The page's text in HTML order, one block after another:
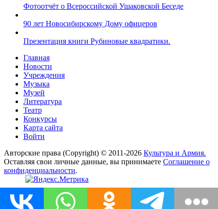
Фотоотчёт о Всероссийской Ушаковской Беседе
90 лет Новосибирскому Дому офицеров
Презентация книги Рубиновые квадратики.
Главная
Новости
Учреждения
Музыка
Музей
Литература
Театр
Конкурсы
Карта сайта
Войти
Авторские права (Copyright) © 2011-2026 Культура и Армия.
Оставляя свои личные данные, вы принимаете Соглашение о
конфиденциальности.